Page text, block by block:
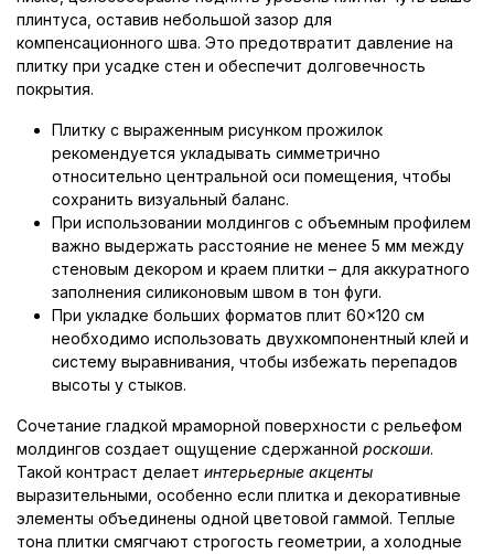
плинтуса, оставив небольшой зазор для
компенсационного шва. Это предотвратит давление на
плитку при усадке стен и обеспечит долговечность
покрытия.
Плитку с выраженным рисунком прожилок
рекомендуется укладывать симметрично
относительно центральной оси помещения, чтобы
сохранить визуальный баланс.
При использовании молдингов с объемным профилем
важно выдержать расстояние не менее 5 мм между
стеновым декором и краем плитки – для аккуратного
заполнения силиконовым швом в тон фуги.
При укладке больших форматов плит 60×120 см
необходимо использовать двухкомпонентный клей и
систему выравнивания, чтобы избежать перепадов
высоты у стыков.
Сочетание гладкой мраморной поверхности с рельефом
молдингов создает ощущение сдержанной роскоши.
Такой контраст делает интерьерные акценты
выразительными, особенно если плитка и декоративные
элементы объединены одной цветовой гаммой. Теплые
тона плитки смягчают строгость геометрии, а холодные